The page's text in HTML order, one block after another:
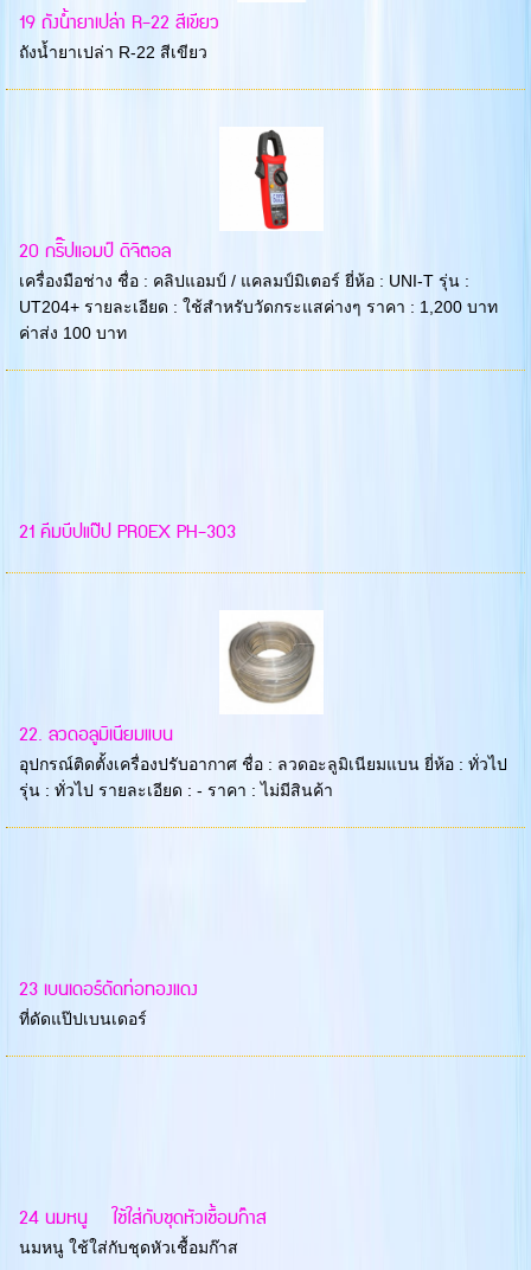
19 ถังน้ำยาเปล่า R-22 สีเขียว
ถังน้ำยาเปล่า R-22 สีเขียว
20 กริ๊ปแอมป์ ดิจิตอล
เครื่องมือช่าง ชื่อ : คลิปแอมป์ / แคลมป์มิเตอร์ ยี่ห้อ : UNI-T รุ่น :
UT204+ รายละเอียด : ใช้สำหรับวัดกระแสค่างๆ ราคา : 1,200 บาท
ค่าส่ง 100 บาท
21 คีมบีปแป๊ป PROEX PH-303
22. ลวดอลูมิเนียมแบน
อุปกรณ์ติดตั้งเครื่องปรับอากาศ ชื่อ : ลวดอะลูมิเนียมแบน ยี่ห้อ : ทั่วไป
รุ่น : ทั่วไป รายละเอียด : - ราคา : ไม่มีสินค้า
23 เบนเดอร์ดัดท่อทองแดง
ที่ดัดแป๊ปเบนเดอร์
24 นมหนู ใช้ใส่กับชุดหัวเชื้อมก๊าส
นมหนู ใช้ใส่กับชุดหัวเชื้อมก๊าส